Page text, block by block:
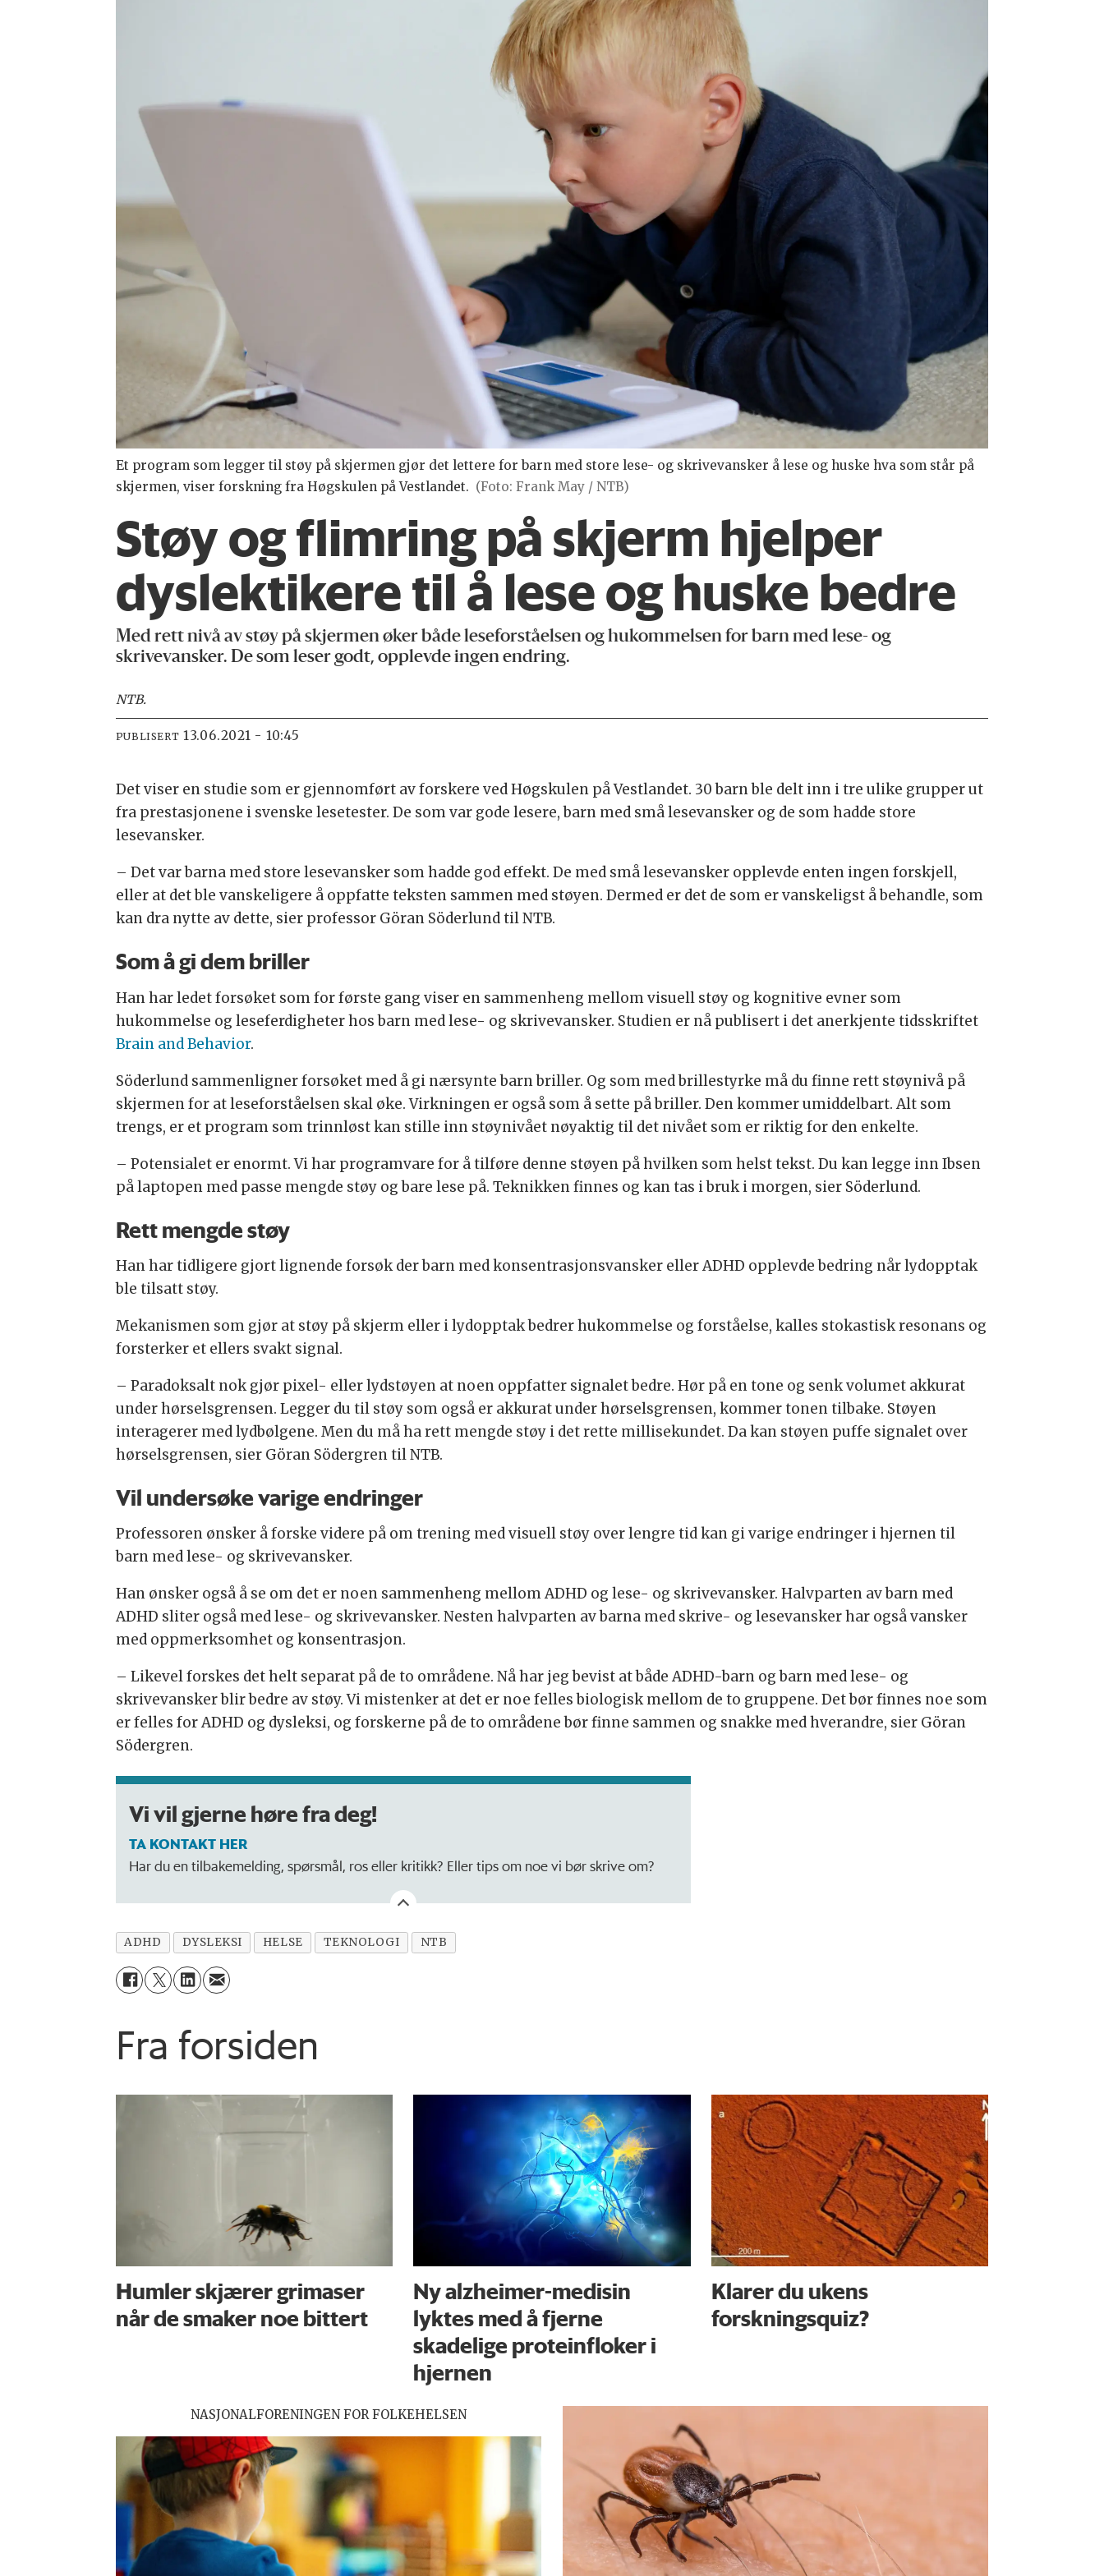
Et program som legger til støy på skjermen gjør det lettere for barn med store lese- og skrivevansker å lese og huske hva som står på
skjermen, viser forskning fra Høgskulen på Vestlandet. (Foto: Frank May / NTB)
Støy og flimring på skjerm hjelper
dyslektikere til å lese og huske bedre
Med rett nivå av støy på skjermen øker både leseforståelsen og hukommelsen for barn med lese- og
skrivevansker. De som leser godt, opplevde ingen endring.
NTB.
PUBLISERT 13.06.2021 - 10:45
Det viser en studie som er gjennomført av forskere ved Høgskulen på Vestlandet. 30 barn ble delt inn i tre ulike grupper ut
fra prestasjonene i svenske lesetester. De som var gode lesere, barn med små lesevansker og de som hadde store
lesevansker.
– Det var barna med store lesevansker som hadde god effekt. De med små lesevansker opplevde enten ingen forskjell,
eller at det ble vanskeligere å oppfatte teksten sammen med støyen. Dermed er det de som er vanskeligst å behandle, som
kan dra nytte av dette, sier professor Göran Söderlund til NTB.
Som å gi dem briller
Han har ledet forsøket som for første gang viser en sammenheng mellom visuell støy og kognitive evner som
hukommelse og leseferdigheter hos barn med lese- og skrivevansker. Studien er nå publisert i det anerkjente tidsskriftet
Brain and Behavior.
Söderlund sammenligner forsøket med å gi nærsynte barn briller. Og som med brillestyrke må du finne rett støynivå på
skjermen for at leseforståelsen skal øke. Virkningen er også som å sette på briller. Den kommer umiddelbart. Alt som
trengs, er et program som trinnløst kan stille inn støynivået nøyaktig til det nivået som er riktig for den enkelte.
– Potensialet er enormt. Vi har programvare for å tilføre denne støyen på hvilken som helst tekst. Du kan legge inn Ibsen
på laptopen med passe mengde støy og bare lese på. Teknikken finnes og kan tas i bruk i morgen, sier Söderlund.
Rett mengde støy
Han har tidligere gjort lignende forsøk der barn med konsentrasjonsvansker eller ADHD opplevde bedring når lydopptak
ble tilsatt støy.
Mekanismen som gjør at støy på skjerm eller i lydopptak bedrer hukommelse og forståelse, kalles stokastisk resonans og
forsterker et ellers svakt signal.
– Paradoksalt nok gjør pixel- eller lydstøyen at noen oppfatter signalet bedre. Hør på en tone og senk volumet akkurat
under hørselsgrensen. Legger du til støy som også er akkurat under hørselsgrensen, kommer tonen tilbake. Støyen
interagerer med lydbølgene. Men du må ha rett mengde støy i det rette millisekundet. Da kan støyen puffe signalet over
hørselsgrensen, sier Göran Södergren til NTB.
Vil undersøke varige endringer
Professoren ønsker å forske videre på om trening med visuell støy over lengre tid kan gi varige endringer i hjernen til
barn med lese- og skrivevansker.
Han ønsker også å se om det er noen sammenheng mellom ADHD og lese- og skrivevansker. Halvparten av barn med
ADHD sliter også med lese- og skrivevansker. Nesten halvparten av barna med skrive- og lesevansker har også vansker
med oppmerksomhet og konsentrasjon.
– Likevel forskes det helt separat på de to områdene. Nå har jeg bevist at både ADHD-barn og barn med lese- og
skrivevansker blir bedre av støy. Vi mistenker at det er noe felles biologisk mellom de to gruppene. Det bør finnes noe som
er felles for ADHD og dysleksi, og forskerne på de to områdene bør finne sammen og snakke med hverandre, sier Göran
Södergren.
Vi vil gjerne høre fra deg!
TA KONTAKT HER
Har du en tilbakemelding, spørsmål, ros eller kritikk? Eller tips om noe vi bør skrive om?
ADHD DYSLEKSI HELSE TEKNOLOGI NTB
Fra forsiden
Humler skjærer grimaser
når de smaker noe bittert
Ny alzheimer-medisin
lyktes med å fjerne
skadelige proteinfloker i
hjernen
Klarer du ukens
forskningsquiz?
NASJONALFORENINGEN FOR FOLKEHELSEN